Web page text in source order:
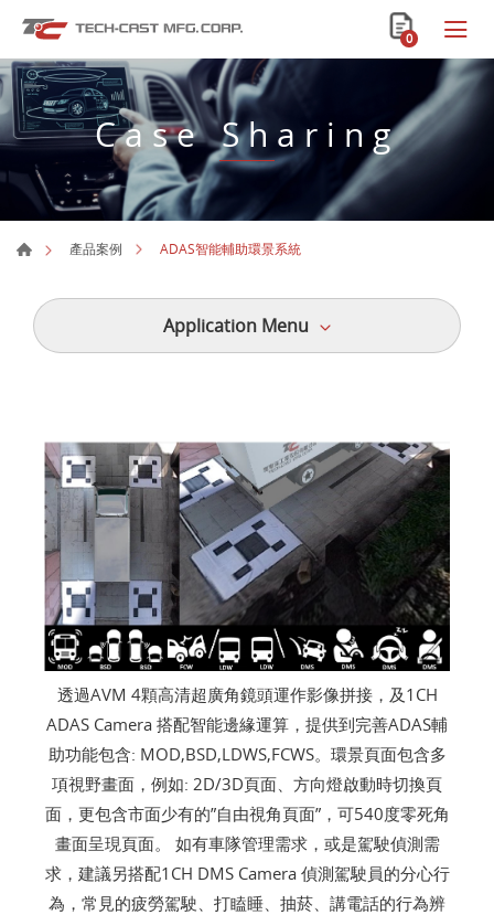
0
Case Sharing
產品案例 ADAS智能輔助環景系統
Application Menu
透過AVM 4顆高清超廣角鏡頭運作影像拼接，及1CH
ADAS Camera 搭配智能邊緣運算，提供到完善ADAS輔
助功能包含: MOD,BSD,LDWS,FCWS。環景頁面包含多
項視野畫面，例如: 2D/3D頁面、方向燈啟動時切換頁
面，更包含市面少有的”自由視角頁面”，可540度零死角
畫面呈現頁面。 如有車隊管理需求，或是駕駛偵測需
求，建議另搭配1CH DMS Camera 偵測駕駛員的分心行
為，常見的疲勞駕駛、打瞌睡、抽菸、講電話的行為辨